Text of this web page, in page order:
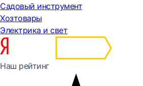
Садовый инструмент
Хозтовары
Электрика и свет
Наш рейтинг